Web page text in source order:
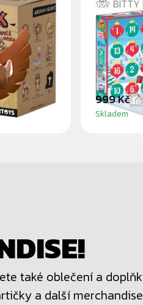
BITTY
BITTY
999 Kč
Skladem
také oblečení a
a další